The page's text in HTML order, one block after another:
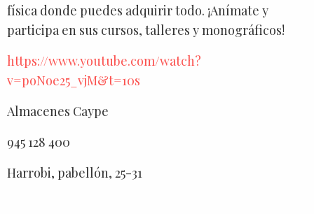
física donde puedes adquirir todo. ¡Anímate y
participa en sus cursos, talleres y monográficos!
https://www.youtube.com/watch?
v=poNoe25_vjM&t=10s
Almacenes Caype
945 128 400
Harrobi, pabellón, 25-31